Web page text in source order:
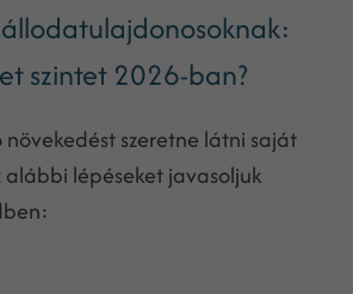
szintet 2026-ban?
növekedést szeretne látni saját
lépéseket javasoljuk